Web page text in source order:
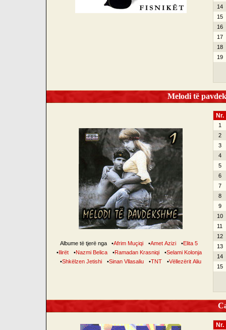
14
15
16
17
18
19
Melodi të
Albume të tjerë nga •Afrim Muçiqi •Amet Azizi •Elita 5
•Ilirët •Nazmi Belica •Ramadan Krasniqi •Selami Kolonja
•Shkëlzen Jetishi •Sinan Vllasaliu •TNT •Vëllezërit Aliu
Nr.
1
2
3
4
5
6
7
8
9
10
11
12
13
14
15
Nr.